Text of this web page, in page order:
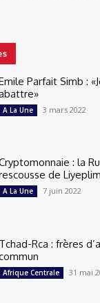
Parfait Simb :
A La Une 3 mars 2022
: la
de
A La Une 7 juin 2022
Tchad-Rca : frères
Afrique Centrale 31 mai